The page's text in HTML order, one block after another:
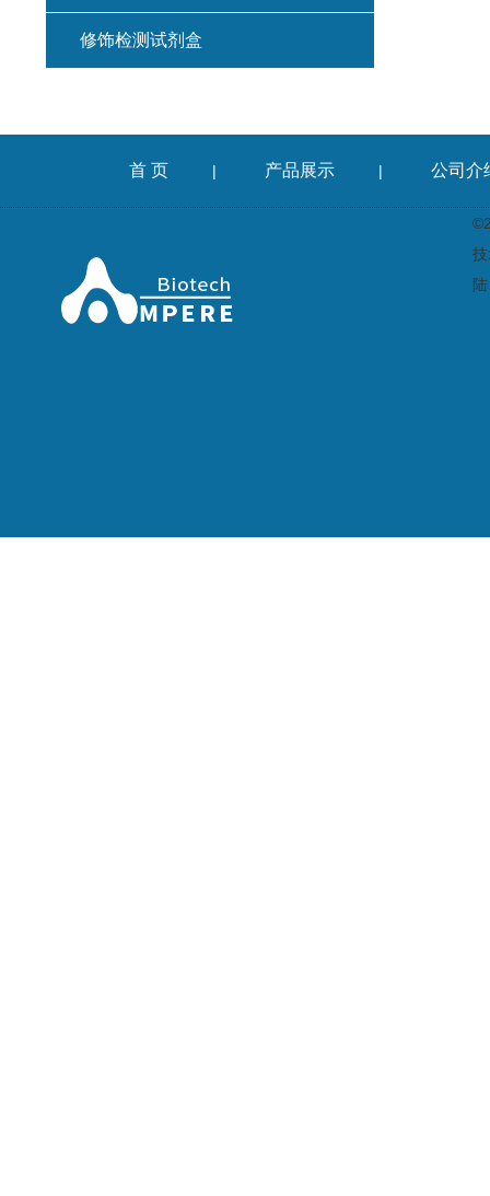
修饰检测试剂盒
首 页 | 产品展示 | 公司介
陆